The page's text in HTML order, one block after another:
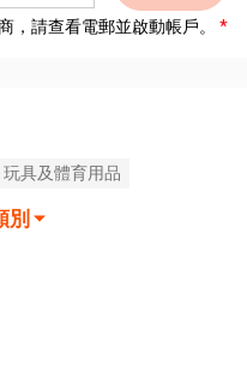
，請查看電郵並啟動帳戶。
具及體育用品
別